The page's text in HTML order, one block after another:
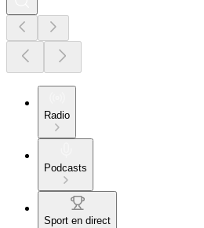
Radio
Podcasts
Sport en direct